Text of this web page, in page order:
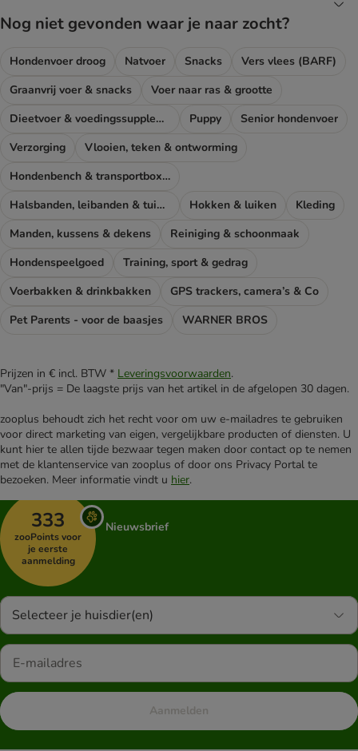
Nog niet gevonden waar je naar zocht?
Hondenvoer droog Natvoer Snacks
Vers vlees (BARF)
Graanvrij voer & snacks
Voer naar ras & grootte
Dieetvoer & voedingssupplementen hond
Puppy
Senior hondenvoer
Verzorging
Vlooien, teken & ontworming
Hondenbench & transportboxen
Halsbanden, leibanden & tuigen
Hokken & luiken
Kleding
Manden, kussens & dekens
Reiniging & schoonmaak
Hondenspeelgoed
Training, sport & gedrag
Voerbakken & drinkbakken
GPS trackers, camera’s & Co
Pet Parents - voor de baasjes
WARNER BROS
Prijzen in € incl. BTW * Leveringsvoorwaarden.
"Van"-prijs = De laagste prijs van het artikel in de afgelopen 30 dagen.
zooplus behoudt zich het recht voor om uw e-mailadres te gebruiken
voor direct marketing van eigen, vergelijkbare producten of diensten. U
kunt hier te allen tijde bezwaar tegen maken door contact op te nemen
met de klantenservice van zooplus of door ons Privacy Portal te
bezoeken. Meer informatie vindt u hier.
333
zooPoints voor
je eerste
aanmelding
Nieuwsbrief
Selecteer je huisdier(en)
Aanmelden